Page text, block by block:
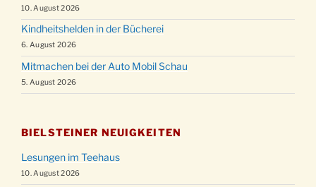
10. August 2026
Kindheitshelden in der Bücherei
6. August 2026
Mitmachen bei der Auto Mobil Schau
5. August 2026
BIELSTEINER NEUIGKEITEN
Lesungen im Teehaus
10. August 2026